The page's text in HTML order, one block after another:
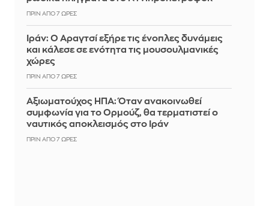
ΠΡΙΝ ΑΠΌ 7 ΏΡΕΣ
Ιράν: Ο Αραγτσί εξήρε τις ένοπλες δυνάμεις
και κάλεσε σε ενότητα τις μουσουλμανικές
χώρες
ΠΡΙΝ ΑΠΌ 7 ΏΡΕΣ
Αξιωματούχος ΗΠΑ: Όταν ανακοινωθεί
συμφωνία για το Ορμούζ, θα τερματιστεί ο
ναυτικός αποκλεισμός στο Ιράν
ΠΡΙΝ ΑΠΌ 7 ΏΡΕΣ